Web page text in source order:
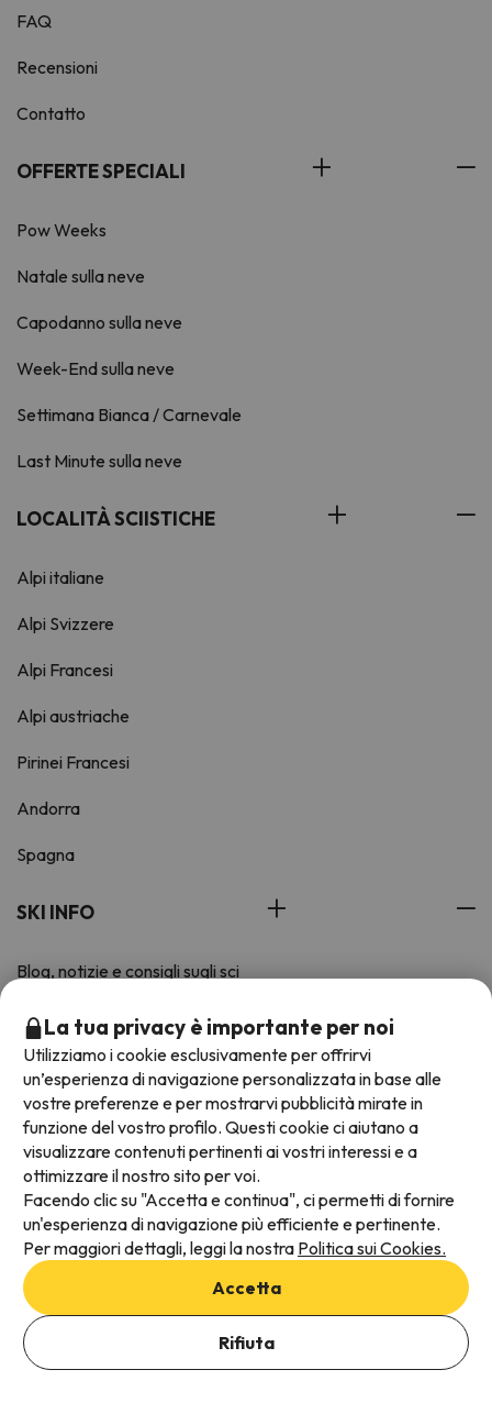
Vedi offerte
FAQ
Recensioni
Contatto
OFFERTE SPECIALI
Pow Weeks
Natale sulla neve
Capodanno sulla neve
Week-End sulla neve
Settimana Bianca / Carnevale
Last Minute sulla neve
LOCALITÀ SCIISTICHE
Alpi italiane
Alpi Svizzere
Alpi Francesi
Alpi austriache
Pirinei Francesi
Andorra
Spagna
SKI INFO
Blog, notizie e consigli sugli sci
Guida di sci
Viaggiare in gruppo
Scarica la nostra applicazione
Ha ottenuto una media di 4,6/5 su iOS e Android.
La tua privacy è importante per noi
Utilizziamo i cookie esclusivamente per offrirvi
un’esperienza di navigazione personalizzata in base alle
vostre preferenze e per mostrarvi pubblicità mirate in
funzione del vostro profilo. Questi cookie ci aiutano a
visualizzare contenuti pertinenti ai vostri interessi e a
ottimizzare il nostro sito per voi.
Facendo clic su "Accetta e continua", ci permetti di fornire
un'esperienza di navigazione più efficiente e pertinente.
Per maggiori dettagli, leggi la nostra Politica sui Cookies.
Accetta
Rifiuta